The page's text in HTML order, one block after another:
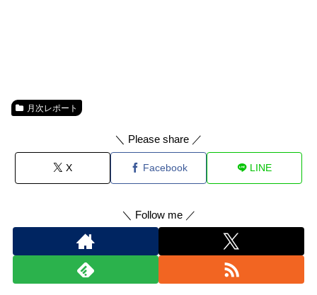
月次レポート
＼ Please share ／
X Facebook LINE
＼ Follow me ／